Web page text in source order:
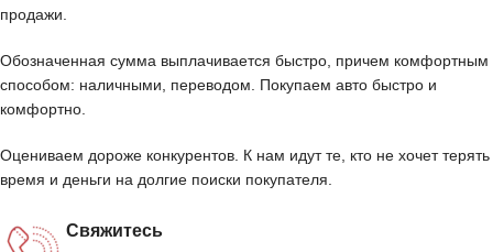
продажи.
Обозначенная сумма выплачивается быстро, причем комфортным
способом: наличными, переводом. Покупаем авто быстро и
комфортно.
Оцениваем дороже конкурентов. К нам идут те, кто не хочет терять
время и деньги на долгие поиски покупателя.
Свяжитесь